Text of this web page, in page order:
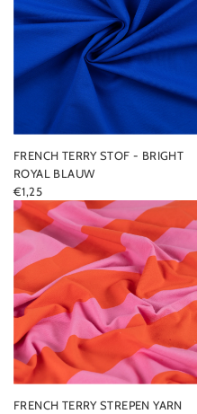
FRENCH TERRY STOF - BRIGHT
ROYAL BLAUW
€1,25
FRENCH TERRY STREPEN YARN